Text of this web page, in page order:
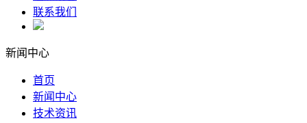
联系我们
新闻中心
首页
新闻中心
技术资讯